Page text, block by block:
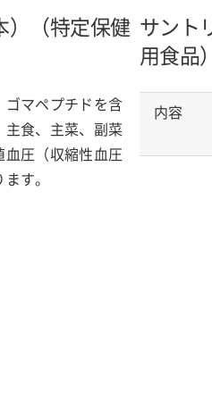
（特定保健
ゴマペプチドを含
主食、主菜、副菜
圧（収縮性血圧
す。
サント
用食品
内容